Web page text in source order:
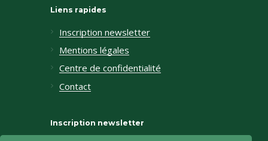
Liens rapides
Inscription newsletter
Mentions légales
Centre de confidentialité
Contact
Inscription newsletter